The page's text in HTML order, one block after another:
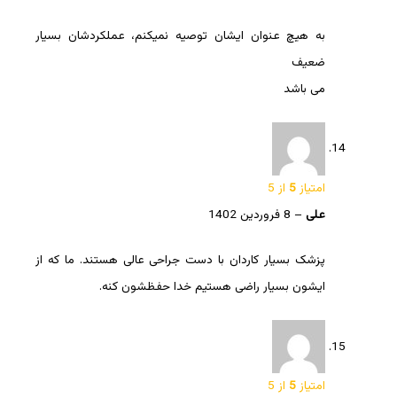
به هیچ عنوان ایشان توصیه نمیکنم، عملکردشان بسیار
ضعیف
می باشد
امتیاز5 از 5
علی – 8 فروردین 1402
پزشک بسیار کاردان با دست جراحی عالی هستند. ما که از
ایشون بسیار راضی هستیم خدا حفظشون کنه.
امتیاز5 از 5